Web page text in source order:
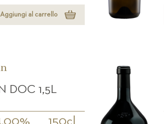
Aggiungi al carrello
DOC 1,5L